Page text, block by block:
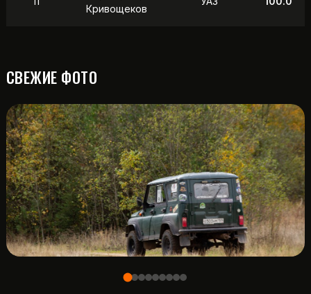
Кривощеков
СВЕЖИЕ ФОТО